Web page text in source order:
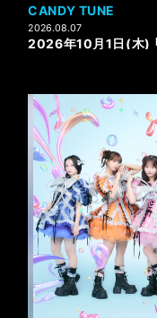
CANDY TUNE
2026.08.07